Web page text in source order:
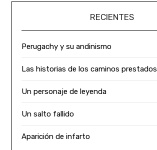
RECIENTES
Perugachy y su andinismo
Las historias de los caminos prestados
Un personaje de leyenda
Un salto fallido
Aparición de infarto